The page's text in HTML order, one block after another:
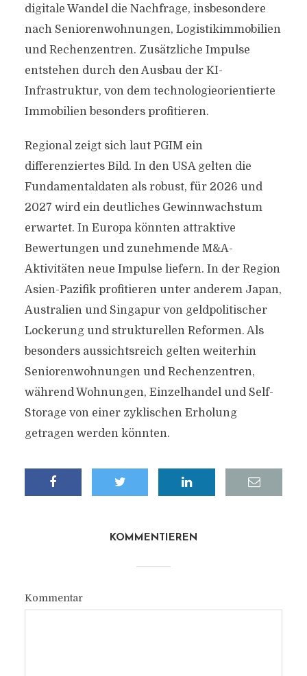
digitale Wandel die Nachfrage, insbesondere
nach Seniorenwohnungen, Logistikimmobilien
und Rechenzentren. Zusätzliche Impulse
entstehen durch den Ausbau der KI-
Infrastruktur, von dem technologieorientierte
Immobilien besonders profitieren.
Regional zeigt sich laut PGIM ein
differenziertes Bild. In den USA gelten die
Fundamentaldaten als robust, für 2026 und
2027 wird ein deutliches Gewinnwachstum
erwartet. In Europa könnten attraktive
Bewertungen und zunehmende M&A-
Aktivitäten neue Impulse liefern. In der Region
Asien-Pazifik profitieren unter anderem Japan,
Australien und Singapur von geldpolitischer
Lockerung und strukturellen Reformen. Als
besonders aussichtsreich gelten weiterhin
Seniorenwohnungen und Rechenzentren,
während Wohnungen, Einzelhandel und Self-
Storage von einer zyklischen Erholung
getragen werden könnten.
KOMMENTIEREN
Kommentar